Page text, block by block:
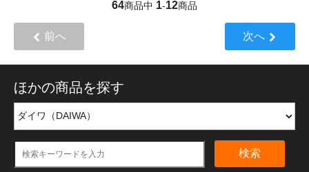
64商品中 1-12商品
前へ 次へ
ほかの商品を探す
検索